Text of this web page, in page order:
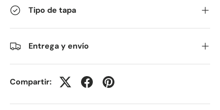
Tipo de tapa
Entrega y envío
Compartir: